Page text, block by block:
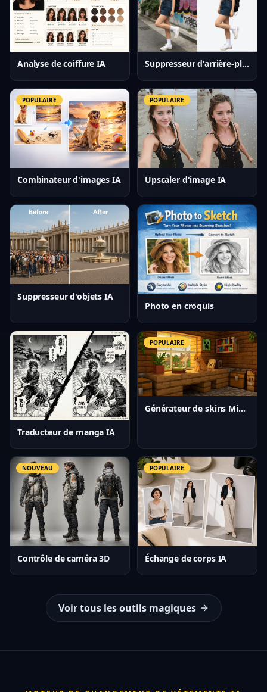
Analyse de coiffure IA Suppresseur d'arrière-plan IA
POPULAIRE
Combinateur d'images IA
POPULAIRE
Upscaler d'image IA
Suppresseur d'objets IA
Photo en croquis
Traducteur de manga IA
POPULAIRE
Générateur de skins Minecraft IA
NOUVEAU
Contrôle de caméra 3D
POPULAIRE
Échange de corps IA
Voir tous les outils magiques